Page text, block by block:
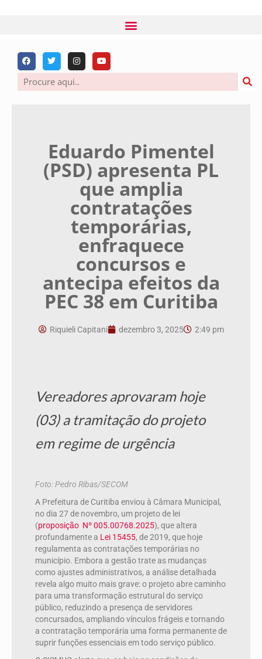
Eduardo Pimentel
(PSD) apresenta PL
que amplia
contratações
temporárias,
enfraquece
concursos e
antecipa efeitos da
PEC 38 em Curitiba
Riquieli Capitani dezembro 3, 2025 2:49 pm
Vereadores aprovaram hoje
(03) a tramitação do projeto
em regime de urgência
Foto: Pedro Ribas/SECOM
A Prefeitura de Curitiba enviou à Câmara Municipal,
no dia 27 de novembro, um projeto de lei
(proposição Nº 005.00768.2025), que altera
profundamente a Lei 15455, de 2019, que hoje
regulamenta as contratações temporárias no
município. Embora a gestão trate as mudanças
como ajustes administrativos, a análise detalhada
revela algo muito mais grave: o projeto abre caminho
para uma transformação estrutural do serviço
público, reduzindo a presença de servidores
concursados, ampliando vínculos frágeis e tornando
a contratação temporária uma forma permanente de
suprir funções essenciais em todo serviço público.